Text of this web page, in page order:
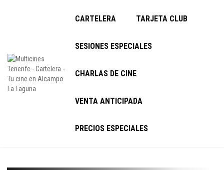
CARTELERA TARJETA CLUB
SESIONES ESPECIALES
CHARLAS DE CINE
VENTA ANTICIPADA
PRECIOS ESPECIALES